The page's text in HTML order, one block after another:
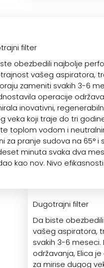
filter
obezbedili najbolje
vašeg aspiratora,
zameniti svakih 3-6
operacije
inovativni,
veka koji traje do tri
toplom vodom i
za pranje sudova na 65° i
minuta svaka dva
kao nov. Nivo
Dugotrajni filter
Da biste
vašeg aspiratora,
svakih 3-6
održavanja, Elica
za mirise dugog